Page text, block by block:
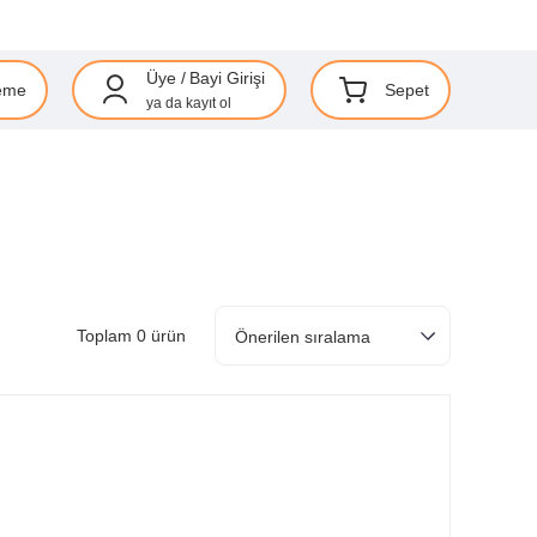
Üye / Bayi Girişi
ya da kayıt ol
Sepet
Toplam 0 ürün